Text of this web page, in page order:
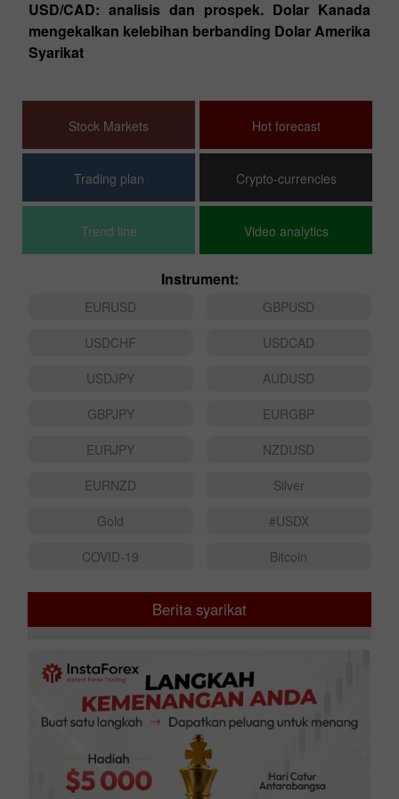
USD/CAD: analisis dan prospek. Dolar Kanada
mengekalkan kelebihan berbanding Dolar Amerika
Syarikat
Stock Markets Hot forecast
Trading plan Crypto-currencies
Trend line Video analytics
Instrument:
EURUSD
GBPUSD
USDCHF
USDCAD
USDJPY
AUDUSD
GBPJPY
EURGBP
EURJPY
NZDUSD
EURNZD
Silver
Gold
#USDX
COVID-19
Bitcoin
Berita syarikat